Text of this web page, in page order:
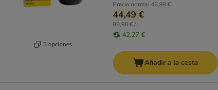
3 opciones
Precio normal46,98 €
44,49 €
88,98 € / l
42,27 €
Añadir a la cesta